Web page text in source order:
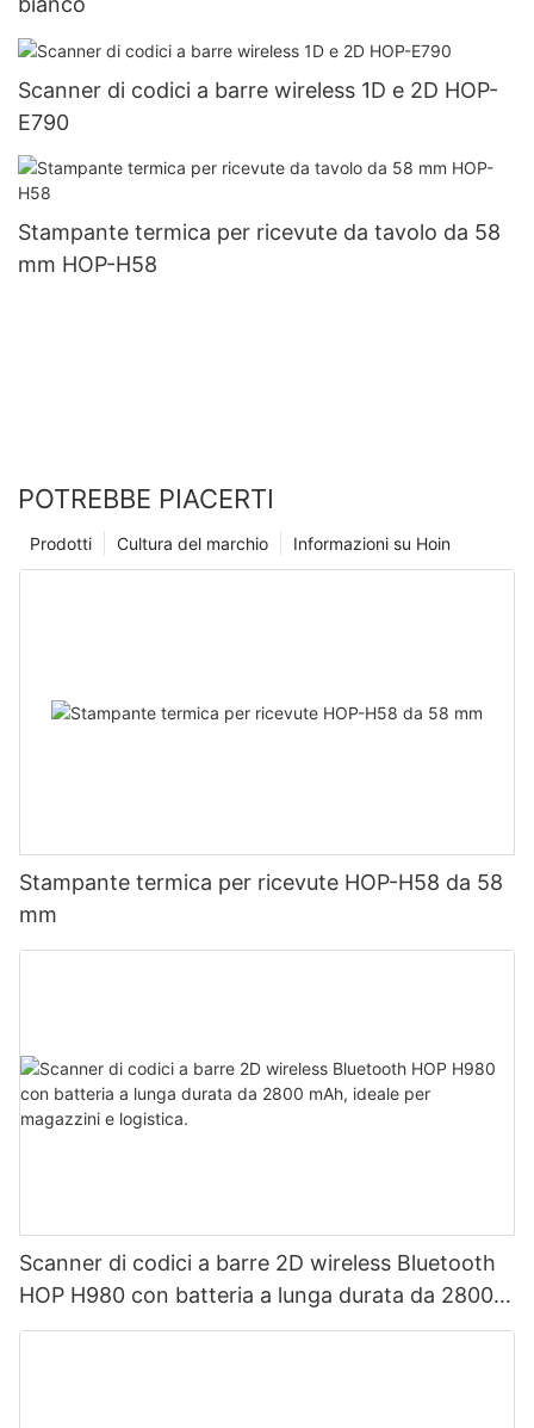
Scanner di codici a barre wireless 1D e 2D HOP-
E790
Stampante termica per ricevute da tavolo da 58
mm HOP-H58
POTREBBE PIACERTI
Informazioni su Hoin
Cultura del marchio
Prodotti
Stampante termica per ricevute HOP-H58 da 58
mm
Scanner di codici a barre 2D wireless Bluetooth
HOP H980 con batteria a lunga durata da 2800
mAh, ideale per magazzini e logistica.